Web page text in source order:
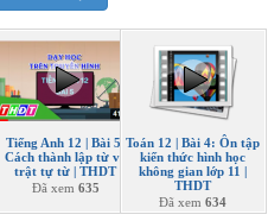
Tiếng Anh 12 | Bài 5:
Cách thành lập từ và
trật tự từ | THDT
Đã xem 635
Toán 12 | Bài 4: Ôn tập
kiến thức hình học
không gian lớp 11 |
THDT
Đã xem634